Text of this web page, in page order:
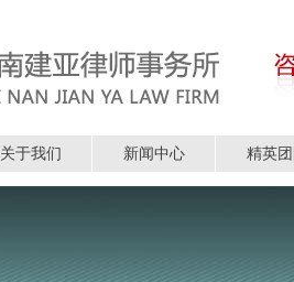
关于我们 新闻中心 精英